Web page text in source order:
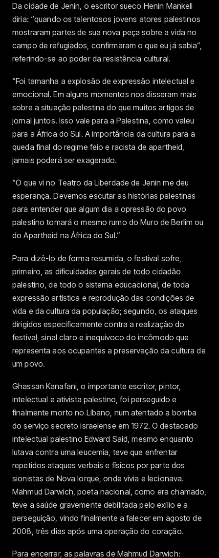
Da cidade de Jenin, o escritor sueco Henin Mankell
diria: “quando os talentosos jovens atores palestinos
mostraram partes de sua nova peça sobre a vida no
campo de refugiados, confirmaram o que eu já sabia”,
referindo-se ao poder da resistência cultural.
“Foi tamanha a explosão de expressão intelectual e
emocional. Em alguns momentos nos disseram mais
sobre a situação palestina do que muitos artigos de
jornal juntos. Isso vale para a Palestina, como valeu
para a África do Sul. A importância da cultura para a
queda final do regime feio e racista de apartheid,
jamais poderá ser exagerado.
“O que vi no Teatro da Liberdade de Jenin me deu
esperança. Devemos escutar as histórias palestinas
para entender que algum dia a opressão do povo
palestino tomará o mesmo rumo do Muro de Berlim ou
do Apartheid na África do Sul.”
Para dizê-lo de forma resumida, o festival sofre,
primeiro, as dificuldades gerais de todo cidadão
palestino, de todo o sistema educacional, de toda
expressão artística e reprodução das condições de
vida e da cultura da população; segundo, os ataques
dirigidos especificamente contra a realização do
festival, sinal claro e inequívoco do incômodo que
representa aos ocupantes a preservação da cultura de
um povo.
Ghassan Kanafani, o importante escritor, pintor,
intelectual e ativista palestino, foi perseguido e
finalmente morto no Líbano, num atentado a bomba
do serviço secreto israelense em 1972. O destacado
intelectual palestino Edward Said, mesmo enquanto
lutava contra uma leucemia, teve que enfrentar
repetidos ataques verbais e físicos por parte dos
sionistas de Nova Iorque, onde vivia e lecionava.
Mahmud Darwich, poeta nacional, como era chamado,
teve a saúde gravemente debilitada pelo exílio e a
perseguição, vindo finalmente a falecer em agosto de
2008, três dias após uma operação do coração.
Para encerrar, as palavras de Mahmud Darwich: